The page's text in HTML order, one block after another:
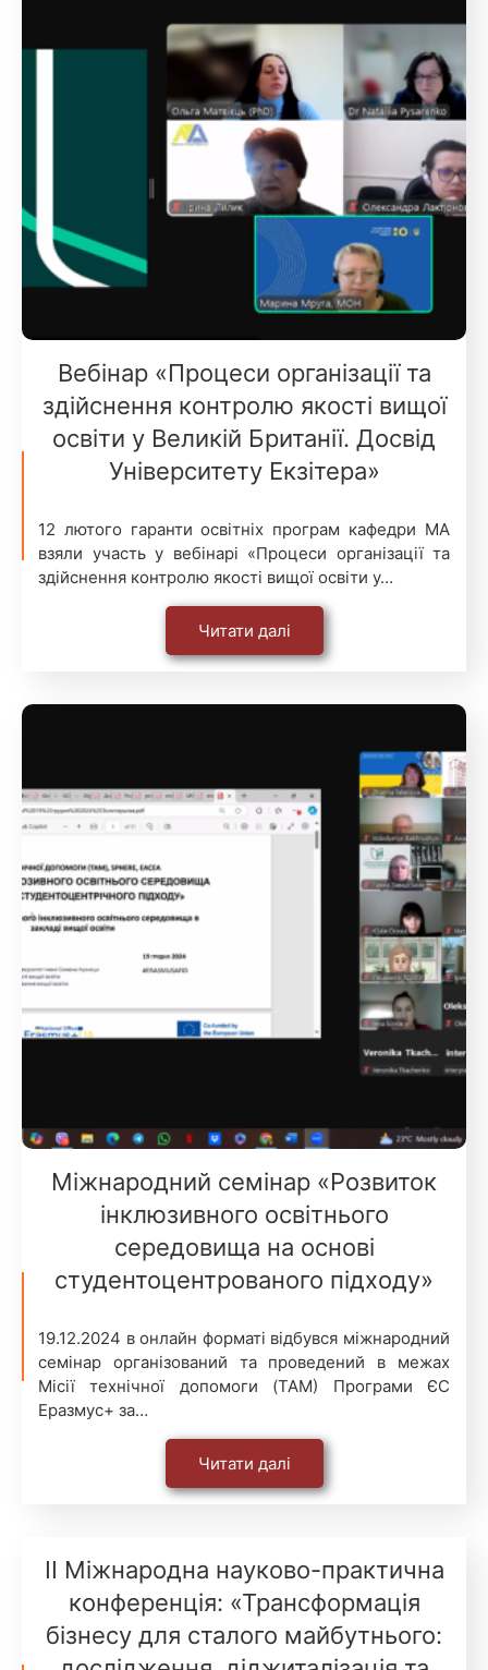
Вебінар «Процеси організації та
здійснення контролю якості вищої
освіти у Великій Британії. Досвід
Університету Екзітера»
12 лютого гаранти освітніх програм кафедри МА
взяли участь у вебінарі «Процеси організації та
здійснення контролю якості вищої освіти у…
Читати далі
Міжнародний семінар «Розвиток
інклюзивного освітнього
середовища на основі
студентоцентрованого підходу»
19.12.2024 в онлайн форматі відбувся міжнародний
семінар організований та проведений в межах
Місії технічної допомоги (TAM) Програми ЄС
Еразмус+ за…
Читати далі
ІІ Міжнародна науково-практична
конференція: «Трансформація
бізнесу для сталого майбутнього: